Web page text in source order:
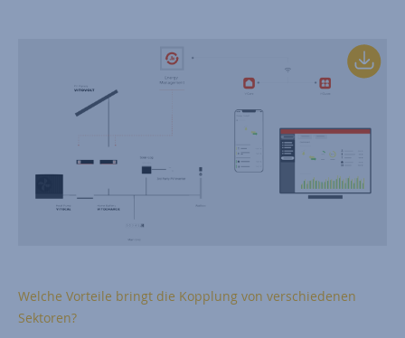
Welche Vorteile bringt die Kopplung von verschiedenen
Sektoren?